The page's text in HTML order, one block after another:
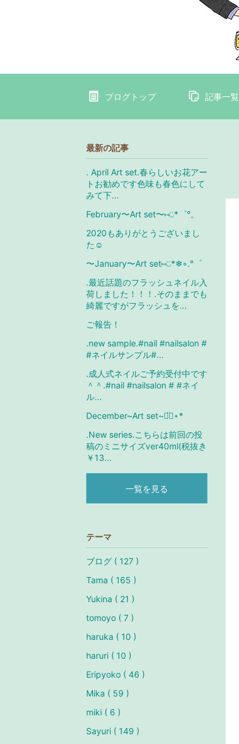
ブログトップ 記事一覧
最新の記事
. April Art set.春らしいお花アー
トお勧めです色味も春色にして
みて下...
February〜Art set〜⑅︎◡̈︎*゜°。
2020もありがとうございまし
た☺️
〜January〜Art set⑅︎◡̈︎*❄︎◦.°゜
.最近話題のフラッシュネイル入
荷しました！！！.そのままでも
綺麗ですがフラッシュを...
ご報告！
.new sample.#nail #nailsalon #
#ネイルサンプル#...
.成人式ネイルご予約受付中です
＾＾.#nail #nailsalon # #ネイ
ル...
December~Art set~◡̈⃝︎⋆︎*
.New series.こちらは前回の投
稿のミニサイズver40ml(税抜き
￥13...
一覧を見る
テーマ
ブログ ( 127 )
Tama ( 165 )
Yukina ( 21 )
tomoyo ( 7 )
haruka ( 10 )
haruri ( 10 )
Eripyoko ( 46 )
Mika ( 59 )
miki ( 6 )
Sayuri ( 149 )